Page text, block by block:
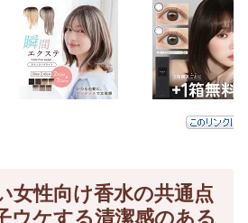
女性向け香水の共通点
ウケする清潔感のある